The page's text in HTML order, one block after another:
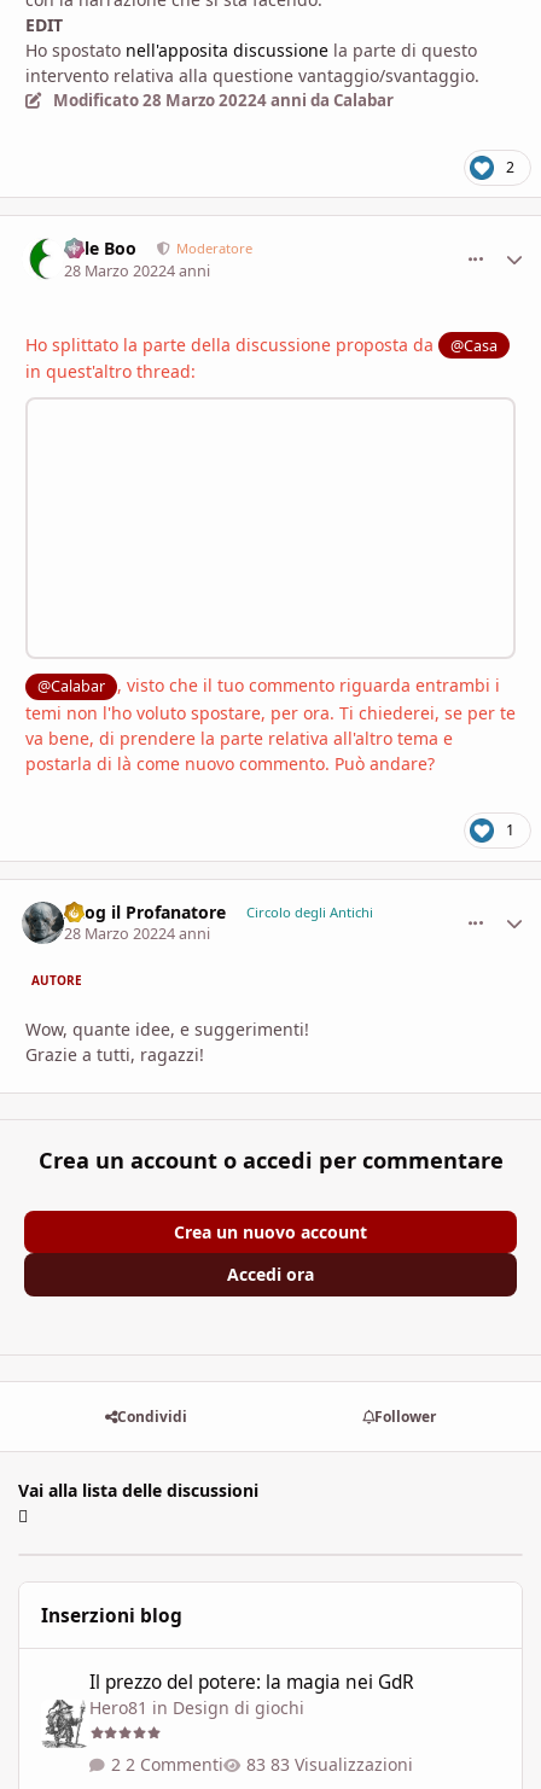
EDIT
Ho spostato nell'apposita discussione la parte di questo
intervento relativa alla questione vantaggio/svantaggio.
Modificato28 Marzo 20224 anni da Calabar
2
Bille Boo Moderatore
28 Marzo 20224 anni
Ho splittato la parte della discussione proposta da @Casa
in quest'altro thread:
@Calabar
, visto che il tuo commento riguarda entrambi i
temi non l'ho voluto spostare, per ora. Ti chiederei, se per te
va bene, di prendere la parte relativa all'altro tema e
postarla di là come nuovo commento. Può andare?
1
Azog il Profanatore Circolo degli Antichi
28 Marzo 20224 anni
AUTORE
Wow, quante idee, e suggerimenti!
Grazie a tutti, ragazzi!
Crea un account o accedi per commentare
Crea un nuovo account
Accedi ora
Condividi Follower
Vai alla lista delle discussioni
Inserzioni blog
Il prezzo del potere: la magia nei GdR
Hero81 in Design di giochi
2 Commenti 83 Visualizzazioni